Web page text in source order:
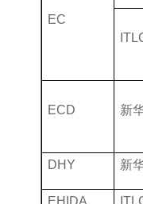
EC
ECD 新
DHY 新
EHIDA